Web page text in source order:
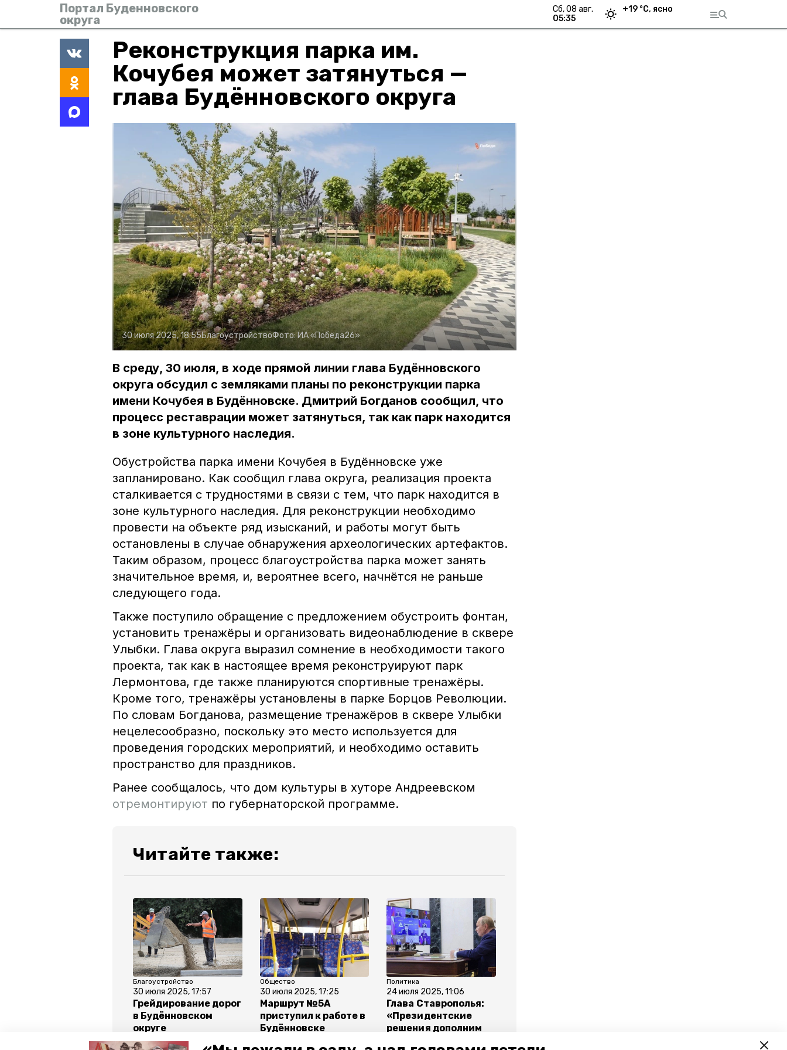
Портал Буденновского
округа
сб, 08 авг.
05:35
+19 °С, ясно
Реконструкция парка им.
Кочубея может затянуться —
глава Будённовского округа
30 июля 2025, 18:55БлагоустройствоФото:ИА «Победа26»
В среду, 30 июля, в ходе прямой линии глава Будённовского
округа обсудил с земляками планы по реконструкции парка
имени Кочубея в Будённовске. Дмитрий Богданов сообщил, что
процесс реставрации может затянуться, так как парк находится
в зоне культурного наследия.
Обустройства парка имени Кочубея в Будённовске уже
запланировано. Как сообщил глава округа, реализация проекта
сталкивается с трудностями в связи с тем, что парк находится в
зоне культурного наследия. Для реконструкции необходимо
провести на объекте ряд изысканий, и работы могут быть
остановлены в случае обнаружения археологических артефактов.
Таким образом, процесс благоустройства парка может занять
значительное время, и, вероятнее всего, начнётся не раньше
следующего года.
Также поступило обращение с предложением обустроить фонтан,
установить тренажёры и организовать видеонаблюдение в сквере
Улыбки. Глава округа выразил сомнение в необходимости такого
проекта, так как в настоящее время реконструируют парк
Лермонтова, где также планируются спортивные тренажёры.
Кроме того, тренажёры установлены в парке Борцов Революции.
По словам Богданова, размещение тренажёров в сквере Улыбки
нецелесообразно, поскольку это место используется для
проведения городских мероприятий, и необходимо оставить
пространство для праздников.
Ранее сообщалось, что дом культуры в хуторе Андреевском
отремонтируют по губернаторской программе.
Читайте также:
Благоустройство
30 июля 2025, 17:57
Грейдирование дорог
в Будённовском
округе
запланировано на
Общество
30 июля 2025, 17:25
Маршрут №5А
приступил к работе в
Будённовске
Политика
24 июля 2025, 11:06
Глава Ставрополья:
«Президентские
решения дополним